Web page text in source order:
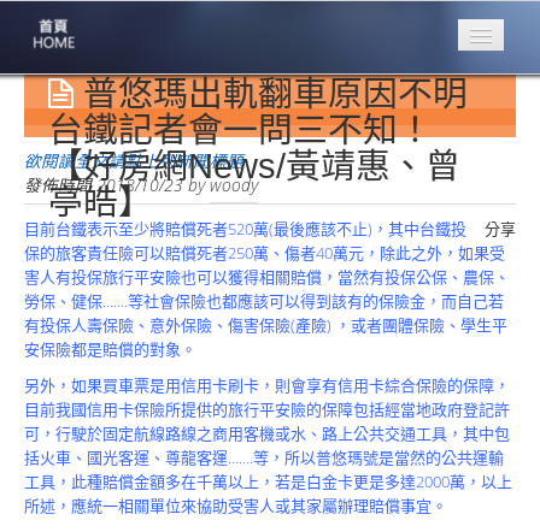
專業豐林
Professional
保險大家談
1386集
台灣商業保險
第一品牌
關於豐林
About
服務項目
Service
火災保額
估算系統
商品簡介
普悠瑪出軌翻車原因不明
台鐵記者會一問三不知！
【好房網News/黃靖惠、曾
亭皓】
欲閱讀全文請點上列新聞標題
發佈時間2018/10/23bywoody
分享
目前台鐵表示至少將賠償死者520萬(最後應該不止)，其中台鐵投
保的旅客責任險可以賠償死者250萬、傷者40萬元，除此之外，如果受
害人有投保旅行平安險也可以獲得相關賠償，當然有投保公保、農保、
勞保、健保…….等社會保險也都應該可以得到該有的保險金，而自己若
有投保人壽保險、意外保險、傷害保險(產險) ，或者團體保險、學生平
安保險都是賠償的對象。
另外，如果買車票是用信用卡刷卡，則會享有信用卡綜合保險的保障，
目前我國信用卡保險所提供的旅行平安險的保障包括經當地政府登記許
可，行駛於固定航線路線之商用客機或水、路上公共交通工具，其中包
括火車、國光客運、尊龍客運…….等，所以普悠瑪號是當然的公共運輸
工具，此種賠償金額多在千萬以上，若是白金卡更是多達2000萬，以上
所述，應統一相關單位來協助受害人或其家屬辦理賠償事宜。